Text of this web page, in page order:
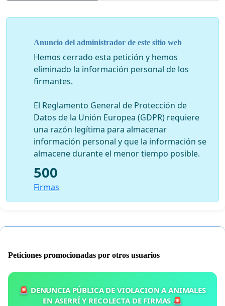
Anuncio del administrador de este sitio web
Hemos cerrado esta petición y hemos
eliminado la información personal de los
firmantes.
El Reglamento General de Protección de
Datos de la Unión Europea (GDPR) requiere
una razón legítima para almacenar
información personal y que la información se
almacene durante el menor tiempo posible.
500
Firmas
Peticiones promocionadas por otros usuarios
🚨 DENUNCIA PÚBLICA DE VIOLACION A ANIMALES
EN ASERRÍ Y RECOLECTA DE FIRMAS 🚨